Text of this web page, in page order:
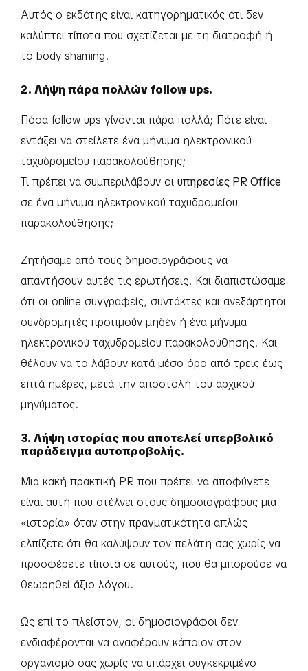
Αυτός ο εκδότης είναι κατηγορηματικός ότι δεν
καλύπτει τίποτα που σχετίζεται με τη διατροφή ή
το body shaming.
2. Λήψη πάρα πολλών follow ups.
Πόσα follow ups γίνονται πάρα πολλά; Πότε είναι
εντάξει να στείλετε ένα μήνυμα ηλεκτρονικού
ταχυδρομείου παρακολούθησης;
Τι πρέπει να συμπεριλάβουν οι υπηρεσίες PR Office
σε ένα μήνυμα ηλεκτρονικού ταχυδρομείου
παρακολούθησης;
Ζητήσαμε από τους δημοσιογράφους να
απαντήσουν αυτές τις ερωτήσεις. Και διαπιστώσαμε
ότι οι online συγγραφείς, συντάκτες και ανεξάρτητοι
συνδρομητές προτιμούν μηδέν ή ένα μήνυμα
ηλεκτρονικού ταχυδρομείου παρακολούθησης. Και
θέλουν να το λάβουν κατά μέσο όρο από τρεις έως
επτά ημέρες, μετά την αποστολή του αρχικού
μηνύματος.
3. Λήψη ιστορίας που αποτελεί υπερβολικό
παράδειγμα αυτοπροβολής.
Μια κακή πρακτική PR που πρέπει να αποφύγετε
είναι αυτή που στέλνει στους δημοσιογράφους μια
«ιστορία» όταν στην πραγματικότητα απλώς
ελπίζετε ότι θα καλύψουν τον πελάτη σας χωρίς να
προσφέρετε τίποτα σε αυτούς, που θα μπορούσε να
θεωρηθεί άξιο λόγου.
Ως επί το πλείστον, οι δημοσιογράφοι δεν
ενδιαφέρονται να αναφέρουν κάποιον στον
οργανισμό σας χωρίς να υπάρχει συγκεκριμένο